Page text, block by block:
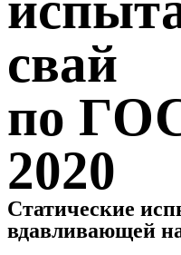
свай
по
2020
Статические
вдавливающей